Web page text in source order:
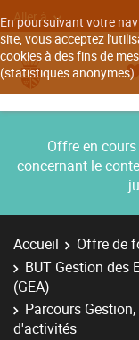
En poursuivant votre
site, vous acceptez
cookies à des fins de
(statistiques anonymes).
Aller à
Offre en
concernant le
Accueil Offre de
BUT Gestion des
(GEA)
Parcours
d'activités